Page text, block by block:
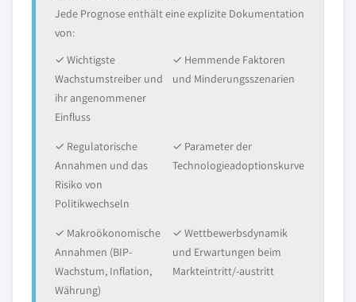
Jede Prognose enthält eine explizite Dokumentation
von:
✓ Wichtigste
Wachstumstreiber und
ihr angenommener
Einfluss
✓ Hemmende Faktoren
und Minderungsszenarien
✓ Regulatorische
Annahmen und das
Risiko von
Politikwechseln
✓ Parameter der
Technologieadoptionskurve
✓ Makroökonomische
Annahmen (BIP-
Wachstum, Inflation,
Währung)
✓ Wettbewerbsdynamik
und Erwartungen beim
Markteintritt/-austritt